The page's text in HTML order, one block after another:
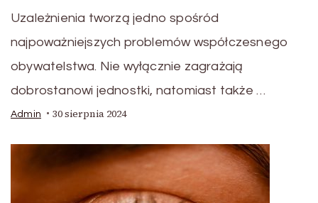
Uzależnienia tworzą jedno spośród
najpoważniejszych problemów współczesnego
obywatelstwa. Nie wyłącznie zagrażają
dobrostanowi jednostki, natomiast także …
Admin 30 sierpnia 2024